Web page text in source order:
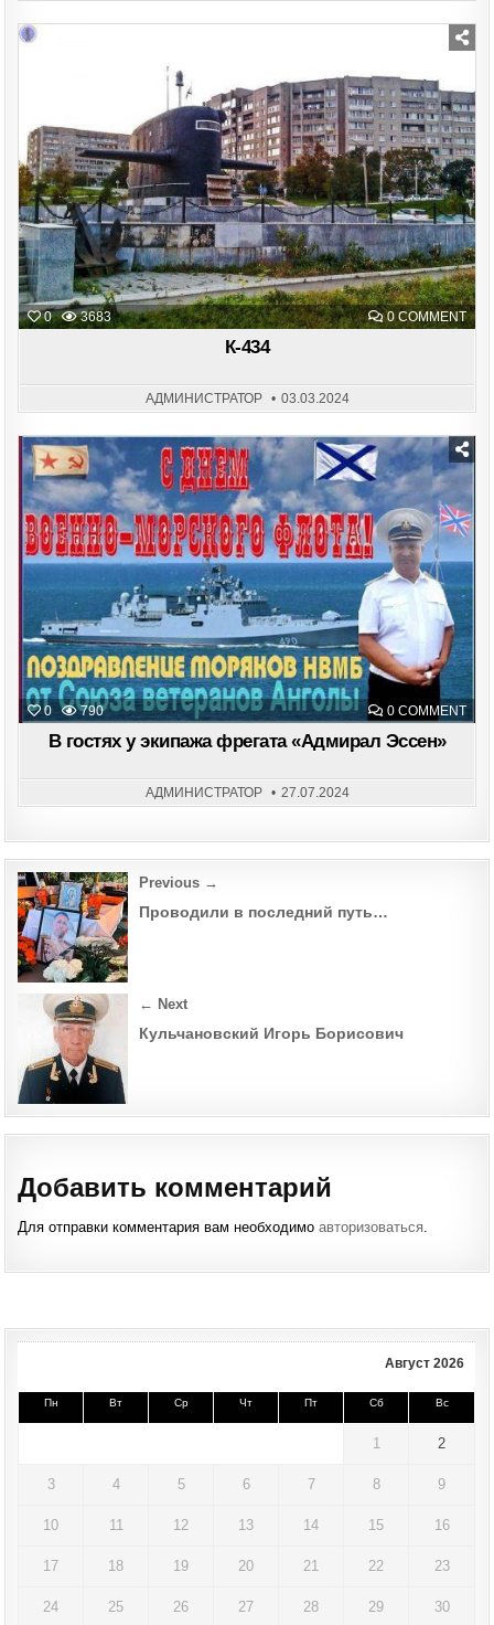
0 3683 0 COMMENTON
К-
in
К-434
АДМИНИСТРАТОР 03.03.2024
0 790 0 COMMENTON
В
Posted
in
В гостях у экипажа фрегата «Адмирал Эссен»
АДМИНИСТРАТОР 27.07.2024
Post
navigation
Previous →
Проводили в последний путь…
← Next
Кульчановский Игорь Борисович
Добавить комментарий
Для отправки комментария вам необходимоавторизоваться.
Август 2026
Пн Вт Ср Чт Пт Сб Вс
1 2
3 4 5 6 7 8 9
10 11 12 13 14 15 16
17 18 19 20 21 22 23
24 25 26 27 28 29 30